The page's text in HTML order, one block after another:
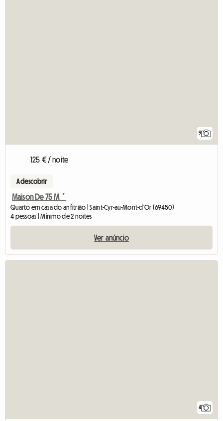
9
125 € / noite
A descobrir
Maison De 75 M ´
Quarto em casa do anfitrião | Saint-Cyr-au-Mont-d'Or (69450)
4 pessoas | Mínimo de 2 noites
Ver anúncio
4